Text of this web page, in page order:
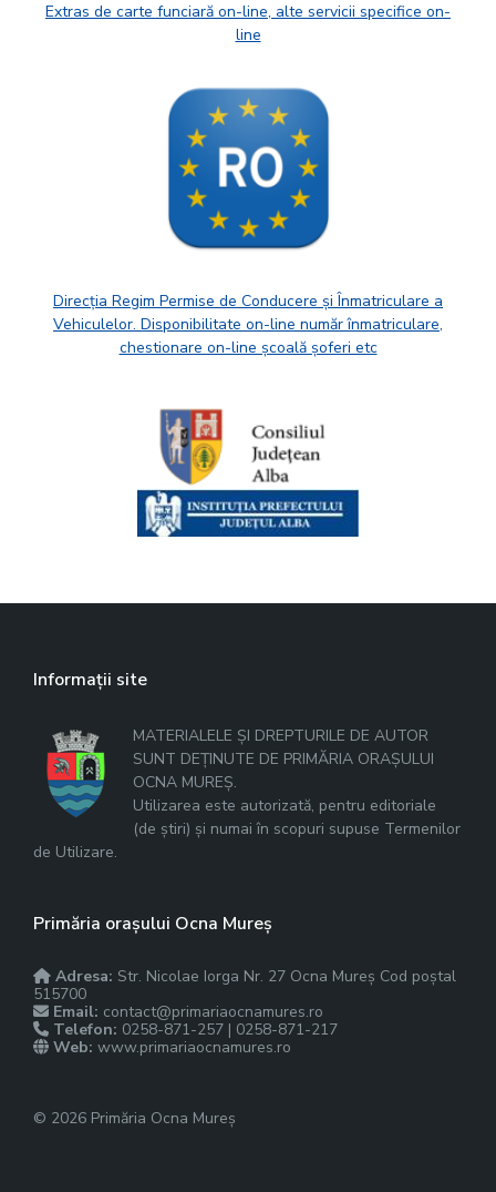
Extras de carte funciară on-line, alte servicii specifice on-
line
Direcția Regim Permise de Conducere și Înmatriculare a
Vehiculelor. Disponibilitate on-line număr înmatriculare,
chestionare on-line școală șoferi etc
Informații site
MATERIALELE ȘI DREPTURILE DE AUTOR
SUNT DEȚINUTE DE PRIMĂRIA ORAȘULUI
OCNA MUREȘ.
Utilizarea este autorizată, pentru editoriale
(de știri) și numai în scopuri supuse Termenilor
de Utilizare.
Primăria orașului Ocna Mureș
Adresa: Str. Nicolae Iorga Nr. 27 Ocna Mureș Cod poștal
515700
Email: contact@primariaocnamures.ro
Telefon: 0258-871-257 | 0258-871-217
Web: www.primariaocnamures.ro
© 2026 Primăria Ocna Mureș